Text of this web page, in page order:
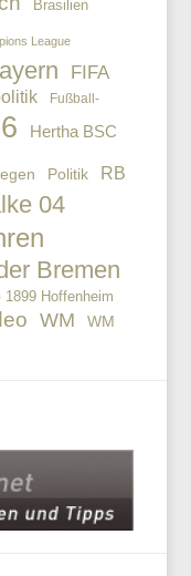
Brasilien
League
FIFA
Fußball-
Hertha BSC
Politik
RB
04
Bremen
1899 Hoffenheim
WM
WM